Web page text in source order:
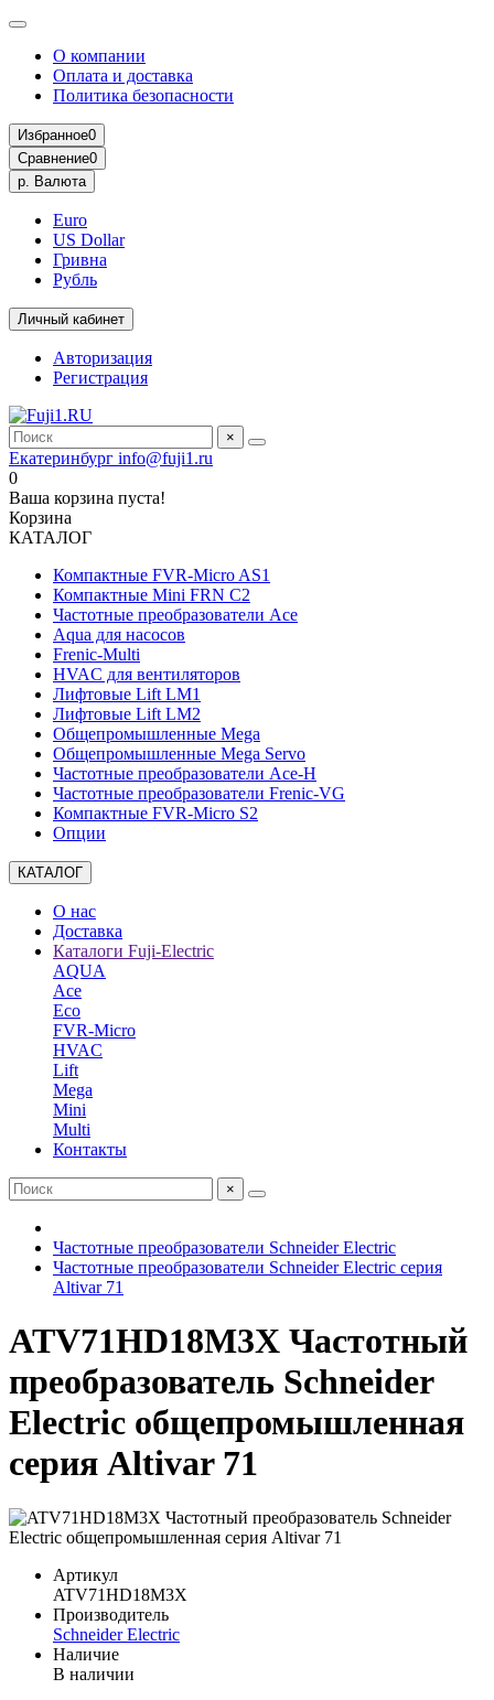
О компании
Оплата и доставка
Политика безопасности
Избранное0
Сравнение0
р. Валюта
Euro
US Dollar
Гривна
Рубль
Личный кабинет
Авторизация
Регистрация
×
Екатеринбург info@fuji1.ru
0
Ваша корзина пуста!
Корзина
КАТАЛОГ
Компактные FVR-Micro AS1
Компактные Mini FRN C2
Частотные преобразователи Ace
Aqua для насосов
Frenic-Multi
HVAC для вентиляторов
Лифтовые Lift LM1
Лифтовые Lift LM2
Общепромышленные Mega
Общепромышленные Mega Servo
Частотные преобразователи Ace-H
Частотные преобразователи Frenic-VG
Компактные FVR-Micro S2
Опции
КАТАЛОГ
О нас
Доставка
Каталоги Fuji-Electric
AQUA
Ace
Eco
FVR-Micro
HVAC
Lift
Mega
Mini
Multi
Контакты
×
Частотные преобразователи Schneider Electric
Частотные преобразователи Schneider Electric серия
Altivar 71
ATV71HD18M3X Частотный
преобразователь Schneider
Electric общепромышленная
серия Altivar 71
Артикул
ATV71HD18M3X
Производитель
Schneider Electric
Наличие
В наличии